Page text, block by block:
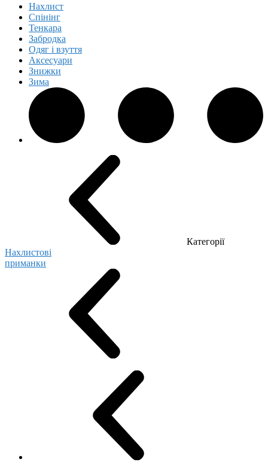
Нахлист
Спінінг
Тенкара
Забродка
Одяг і взуття
Аксесуари
Знижки
Зима
Категорії
Нахлистові
приманки